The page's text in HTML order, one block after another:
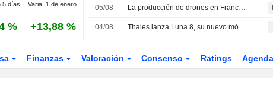
5 días Varia. 1 de enero.
% +13,88 %
05/08 La producción de drones en Francia pasa de la ambición política a la cadena de montaje
04/08 Thales lanza Luna 8, su nuevo módulo de seguridad de hardware
Finanzas Valoración Consenso Ratings Agenda